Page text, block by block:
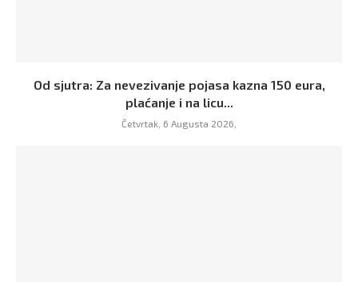
Od sjutra: Za nevezivanje pojasa kazna 150 eura,
plaćanje i na licu...
Četvrtak, 6 Augusta 2026,